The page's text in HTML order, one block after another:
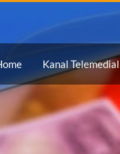
Lesen Sie mehr zu
Indem Sie fortfahren
Kanal Telemedial